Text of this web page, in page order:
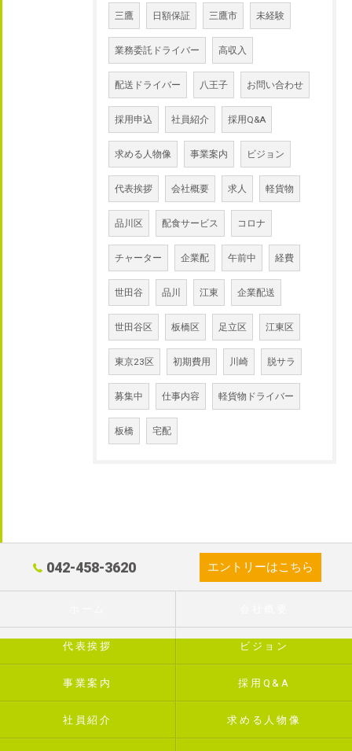
三鷹 日額保証 三鷹市 未経験
業務委託ドライバー 高収入
配送ドライバー 八王子 お問い合わせ
採用申込 社員紹介 採用Q&A
求める人物像 事業案内 ビジョン
代表挨拶 会社概要 求人 軽貨物
品川区 配食サービス コロナ
チャーター 企業配 午前中 経費
世田谷 品川 江東 企業配送
世田谷区 板橋区 足立区 江東区
東京23区 初期費用 川崎 脱サラ
募集中 仕事内容 軽貨物ドライバー
板橋 宅配
042-458-3620 エントリーはこちら
代表挨拶 ビジョン
事業案内 採用Q&A
社員紹介 求める人物像